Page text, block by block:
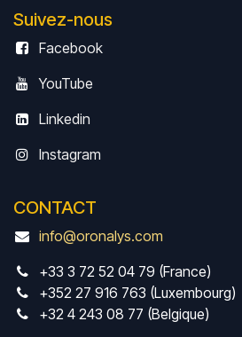
Suivez-nous
Facebook
YouTube
Linkedin
Instagram
CONTACT
info@oronalys.com
+33 3 72 52 04 79 (France)
+352 27 916 763 (Luxembourg)
+32 4 243 08 77 (Belgique)